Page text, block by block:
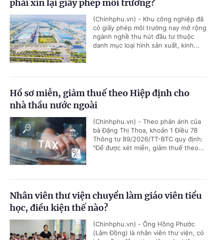
phải xin lại giấy phép môi trường?
(Chinhphu.vn) - Khu công nghiệp đã
có giấy phép môi trường nay mở rộng
ngành nghề thu hút đầu tư thuộc
danh mục loại hình sản xuất, kinh...
Hồ sơ miễn, giảm thuế theo Hiệp định cho
nhà thầu nước ngoài
(Chinhphu.vn) - Theo phản ánh của
bà Đặng Thị Thoa, khoản 1 Điều 78
Thông tư 89/2026/TT-BTC quy định:
"Để được xét miễn, giảm thuế theo...
Nhân viên thư viện chuyển làm giáo viên tiểu
học, điều kiện thế nào?
(Chinhphu.vn) - Ông Hồng Phước
(Lâm Đồng) là nhân viên thư viện, có